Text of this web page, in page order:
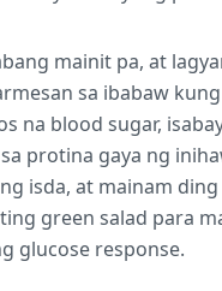
mainit pa, at
sa ibabaw
na blood sugar,
protina gaya ng
isda, at mainam
green salad para
glucose response.